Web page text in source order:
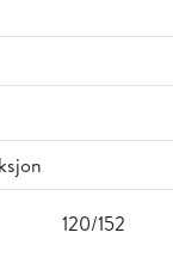
120/152